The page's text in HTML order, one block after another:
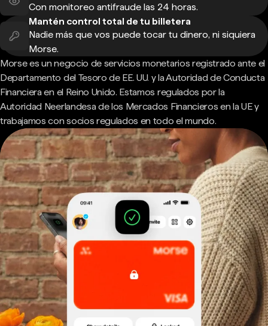
Con monitoreo antifraude las 24 horas.
Mantén control total de tu billetera
Nadie más que vos puede tocar tu dinero, ni siquiera
Morse.
Morse es un negocio de servicios monetarios registrado ante el
Departamento del Tesoro de EE. UU. y la Autoridad de Conducta
Financiera en el Reino Unido. Estamos regulados por la
Autoridad Neerlandesa de los Mercados Financieros en la UE y
trabajamos con socios regulados en todo el mundo.